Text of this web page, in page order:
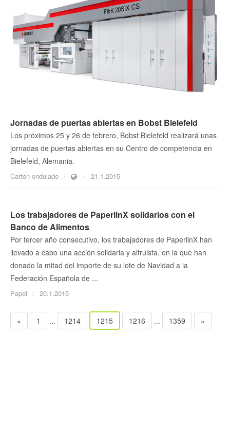
Jornadas de puertas abiertas en Bobst Bielefeld
Los próximos 25 y 26 de febrero, Bobst Bielefeld realizará unas
jornadas de puertas abiertas en su Centro de competencia en
Bielefeld, Alemania.
Cartón ondulado 21.1.2015
Los trabajadores de PaperlinX solidarios con el
Banco de Alimentos
Por tercer año consecutivo, los trabajadores de PaperlinX han
llevado a cabo una acción solidaria y altruista, en la que han
donado la mitad del importe de su lote de Navidad a la
Federación Española de ...
Papel 20.1.2015
« 1 ... 1214 1215 1216 ... 1359 »